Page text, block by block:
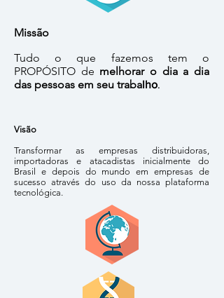
Missão
Tudo o que fazemos tem o
PROPÓSITO de melhorar o dia a dia
das pessoas em seu trabalho.
Visão
Transformar as empresas distribuidoras,
importadoras e atacadistas inicialmente do
Brasil e depois do mundo em empresas de
sucesso através do uso da nossa plataforma
tecnológica.